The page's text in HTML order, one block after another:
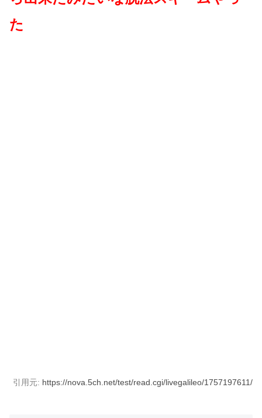
た
引用元: https://nova.5ch.net/test/read.cgi/livegalileo/1757197611/